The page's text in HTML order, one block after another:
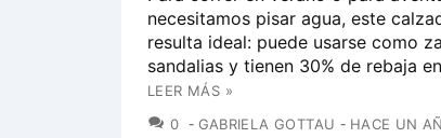
necesitamos pisar agua, este
resulta ideal: puede usarse como
sandalias y tienen 30% de rebaja
LEER MÁS »
0 COMENTARIOS
GABRIELA GOTTAU HACE UN